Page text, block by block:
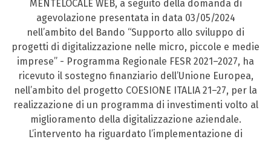
MENTELOCALE WEB, a seguito della domanda di
agevolazione presentata in data 03/05/2024
nell’ambito del Bando “Supporto allo sviluppo di
progetti di digitalizzazione nelle micro, piccole e medie
imprese” - Programma Regionale FESR 2021–2027, ha
ricevuto il sostegno finanziario dell’Unione Europea,
nell’ambito del progetto COESIONE ITALIA 21–27, per la
realizzazione di un programma di investimenti volto al
miglioramento della digitalizzazione aziendale.
L’intervento ha riguardato l’implementazione di